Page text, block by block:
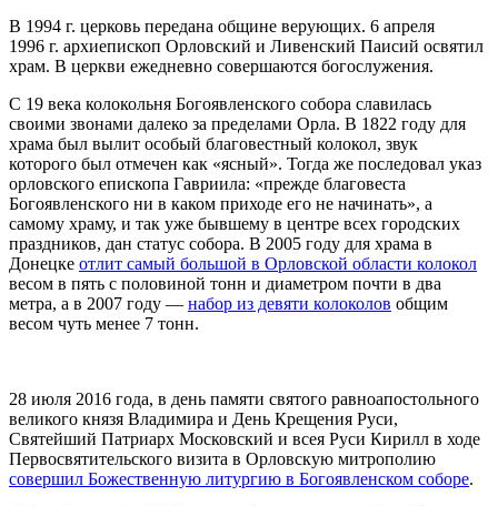
В 1994 г. церковь передана общине верующих. 6 апреля
1996 г. архиепископ Орловский и Ливенский Паисий освятил
храм. В церкви ежедневно совершаются богослужения.
С 19 века колокольня Богоявленского собора славилась
своими звонами далеко за пределами Орла. В 1822 году для
храма был вылит особый благовестный колокол, звук
которого был отмечен как «ясный». Тогда же последовал указ
орловского епископа Гавриила: «прежде благовеста
Богоявленского ни в каком приходе его не начинать», а
самому храму, и так уже бывшему в центре всех городских
праздников, дан статус собора. В 2005 году для храма в
Донецке отлит самый большой в Орловской области колокол
весом в пять с половиной тонн и диаметром почти в два
метра, а в 2007 году — набор из девяти колоколов общим
весом чуть менее 7 тонн.
28 июля 2016 года, в день памяти святого равноапостольного
великого князя Владимира и День Крещения Руси,
Святейший Патриарх Московский и всея Руси Кирилл в ходе
Первосвятительского визита в Орловскую митрополию
совершил Божественную литургию в Богоявленском соборе.